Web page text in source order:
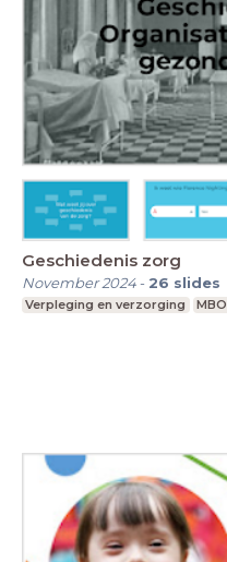
Geschiedenis zorg
November 2024- 26 slides
Verpleging en verzorging MBO